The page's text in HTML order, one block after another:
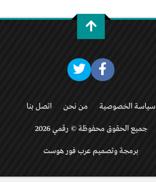
سياسة الخصوصية من نحن اتصل بنا
جميع الحقوق محفوظة © رقمي 2026
برمجة وتصميم عرب فور هوست